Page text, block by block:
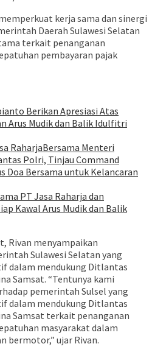
kerja sama dan sinergi
Daerah Sulawesi Selatan
terkait penanganan
pembayaran pajak
Berikan Apresiasi Atas
Arus Mudik dan Balik Idulfitri
RaharjaBersama Menteri
Polri, Tinjau Command
Doa Bersama untuk Kelancaran
PT Jasa Raharja dan
Kawal Arus Mudik dan Balik
Rivan menyampaikan
Sulawesi Selatan yang
dalam mendukung Ditlantas
Samsat. “Tentunya kami
pemerintah Sulsel yang
dalam mendukung Ditlantas
Samsat terkait penanganan
masyarakat dalam
bermotor,” ujar Rivan.